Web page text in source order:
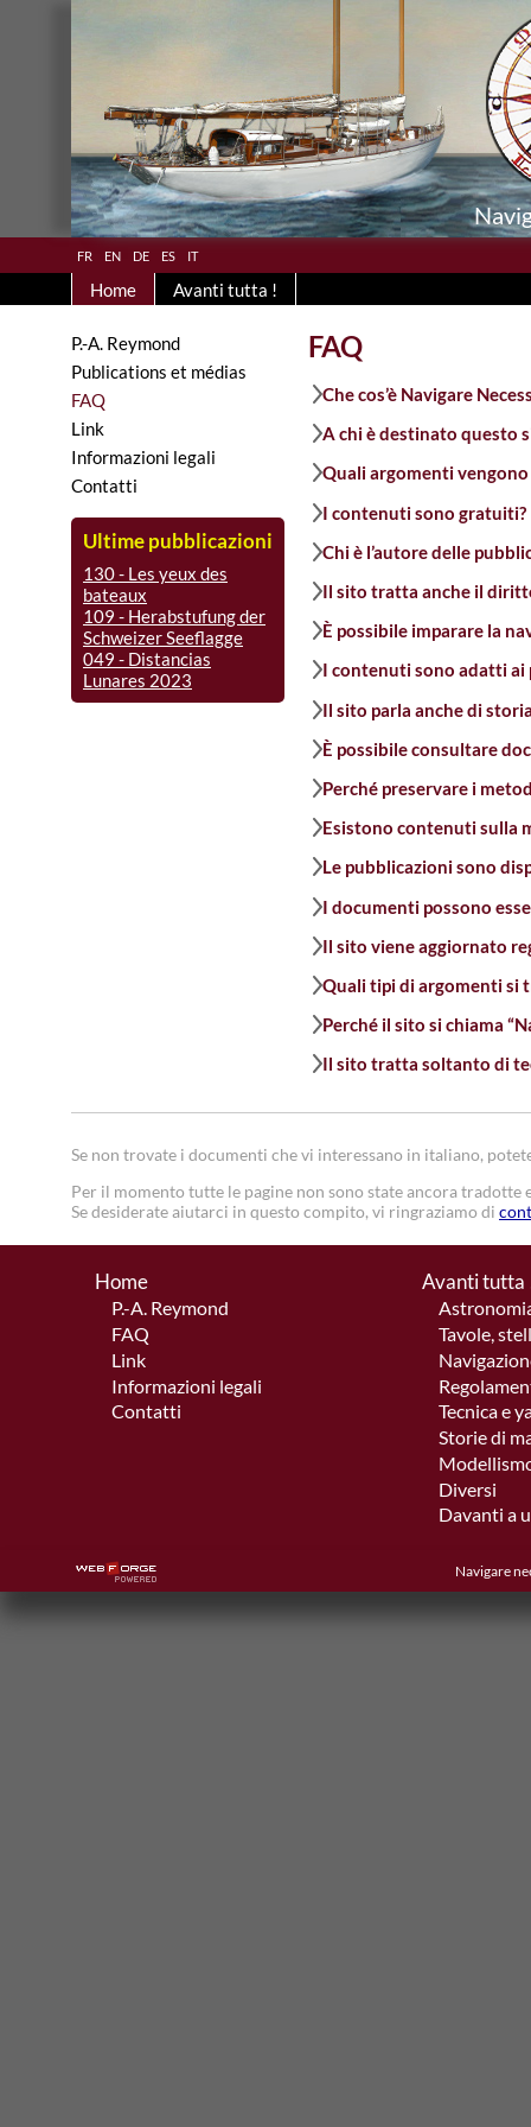
fr en de es
it
Home
Avanti tutta !
P.-A. Reymond
Publications et médias
FAQ
Link
Informazioni legali
Contatti
Ultime pubblicazioni
130 - Les yeux des
bateaux
109 - Herabstufung der
Schweizer Seeflagge
049 - Distancias
Lunares 2023
FAQ
Che cos’è Navigare
A chi è destinato questo
Quali argomenti
I contenuti sono gratuiti?
Chi è l’autore delle
Il sito tratta anche il
È possibile imparare la
I contenuti sono adatti ai
Il sito parla anche di
È possibile consultare
Perché preservare i
Esistono contenuti sulla
Le pubblicazioni sono
I documenti possono
Il sito viene aggiornato
Quali tipi di argomenti si
Perché il sito si chiama
Il sito tratta soltanto di
Se non trovate i documenti che vi interessano in italiano,
Per il momento tutte le pagine non sono state ancora tradotte
Se desiderate aiutarci in questo compito, vi ringraziamo di
Home
P.-A. Reymond
FAQ
Link
Informazioni legali
Contatti
Avanti tutta
Tavole,
Tecnica e
Storie di
Diversi
Davanti a
Navigare